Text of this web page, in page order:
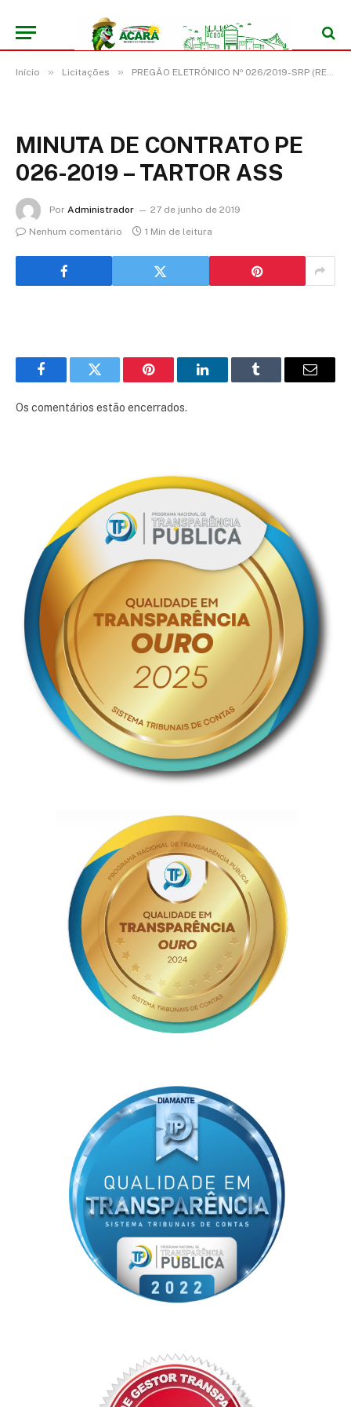
Início » Licitações » PREGÃO ELETRÔNICO Nº 026/2019-SRP (REGISTRO DE PREÇO PARA EVENTUAL AQUISIÇÃO DE TRATOR AGRÍCOLA COM POTÊNCIA DE 105 CV, TRAÇÃO 4X4, PESO COM LASTRO DE 5775 KG)
MINUTA DE CONTRATO PE
026-2019 – TARTOR ASS
Por Administrador
27 de junho de 2019
Nenhum comentário
1 Min de leitura
FacebookTwitter Pinterest LinkedInTumblr
E-
Os comentários estão encerrados.